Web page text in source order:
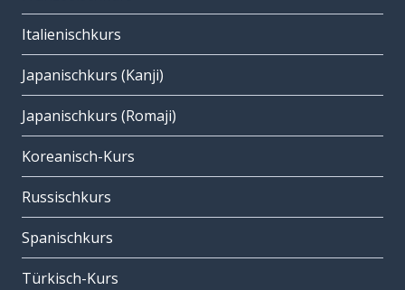
Italienischkurs
Japanischkurs (Kanji)
Japanischkurs (Romaji)
Koreanisch-Kurs
Russischkurs
Spanischkurs
Türkisch-Kurs